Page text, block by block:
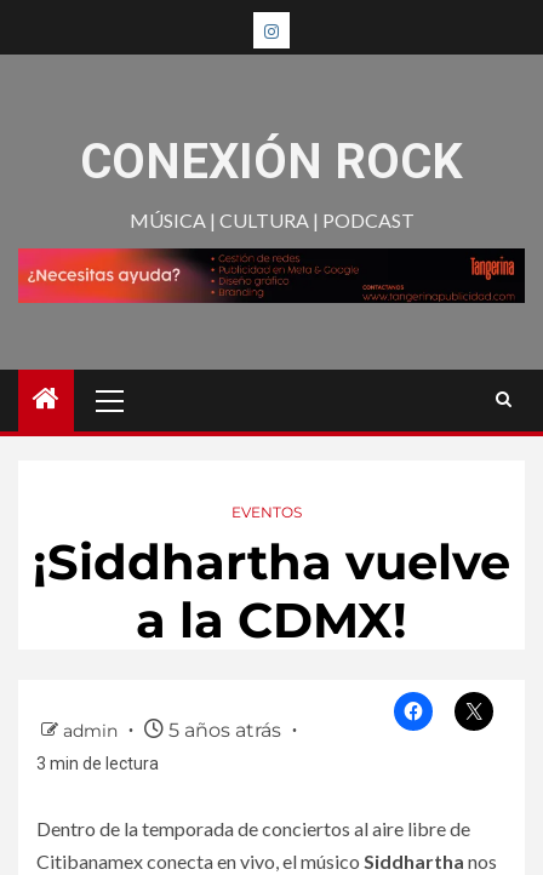
CONEXIÓN ROCK
MÚSICA | CULTURA | PODCAST
EVENTOS
¡Siddhartha vuelve
a la CDMX!
admin 5 años atrás
3 min de lectura
Dentro de la temporada de conciertos al aire libre de
Citibanamex conecta en vivo, el músico Siddhartha nos